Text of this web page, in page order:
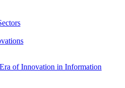
of Innovation in Information